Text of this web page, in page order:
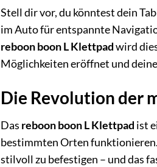
Stell dir vor, du könntest dein
im Auto für entspannte
reboon boon L Klettpadwird
Möglichkeiten eröffnet und
Die Revolution der
Das reboon boon L Klettpad ist
bestimmten Orten
stilvoll zu befestigen – und das